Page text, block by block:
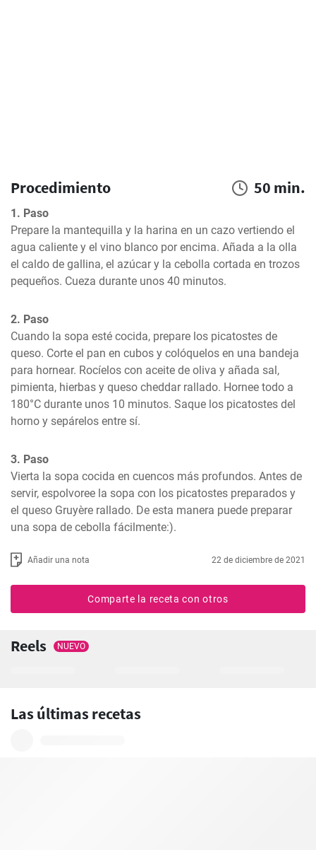
Procedimiento 50 min.
1. Paso
Prepare la mantequilla y la harina en un cazo vertiendo el
agua caliente y el vino blanco por encima. Añada a la olla
el caldo de gallina, el azúcar y la cebolla cortada en trozos
pequeños. Cueza durante unos 40 minutos.
2. Paso
Cuando la sopa esté cocida, prepare los picatostes de
queso. Corte el pan en cubos y colóquelos en una bandeja
para hornear. Rocíelos con aceite de oliva y añada sal,
pimienta, hierbas y queso cheddar rallado. Hornee todo a
180°C durante unos 10 minutos. Saque los picatostes del
horno y sepárelos entre sí.
3. Paso
Vierta la sopa cocida en cuencos más profundos. Antes de
servir, espolvoree la sopa con los picatostes preparados y
el queso Gruyère rallado. De esta manera puede preparar
una sopa de cebolla fácilmente:).
Añadir una nota 22 de diciembre de 2021
Comparte la receta con otros
Reels NUEVO
Las últimas recetas